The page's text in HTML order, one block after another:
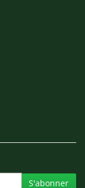
S'abonner